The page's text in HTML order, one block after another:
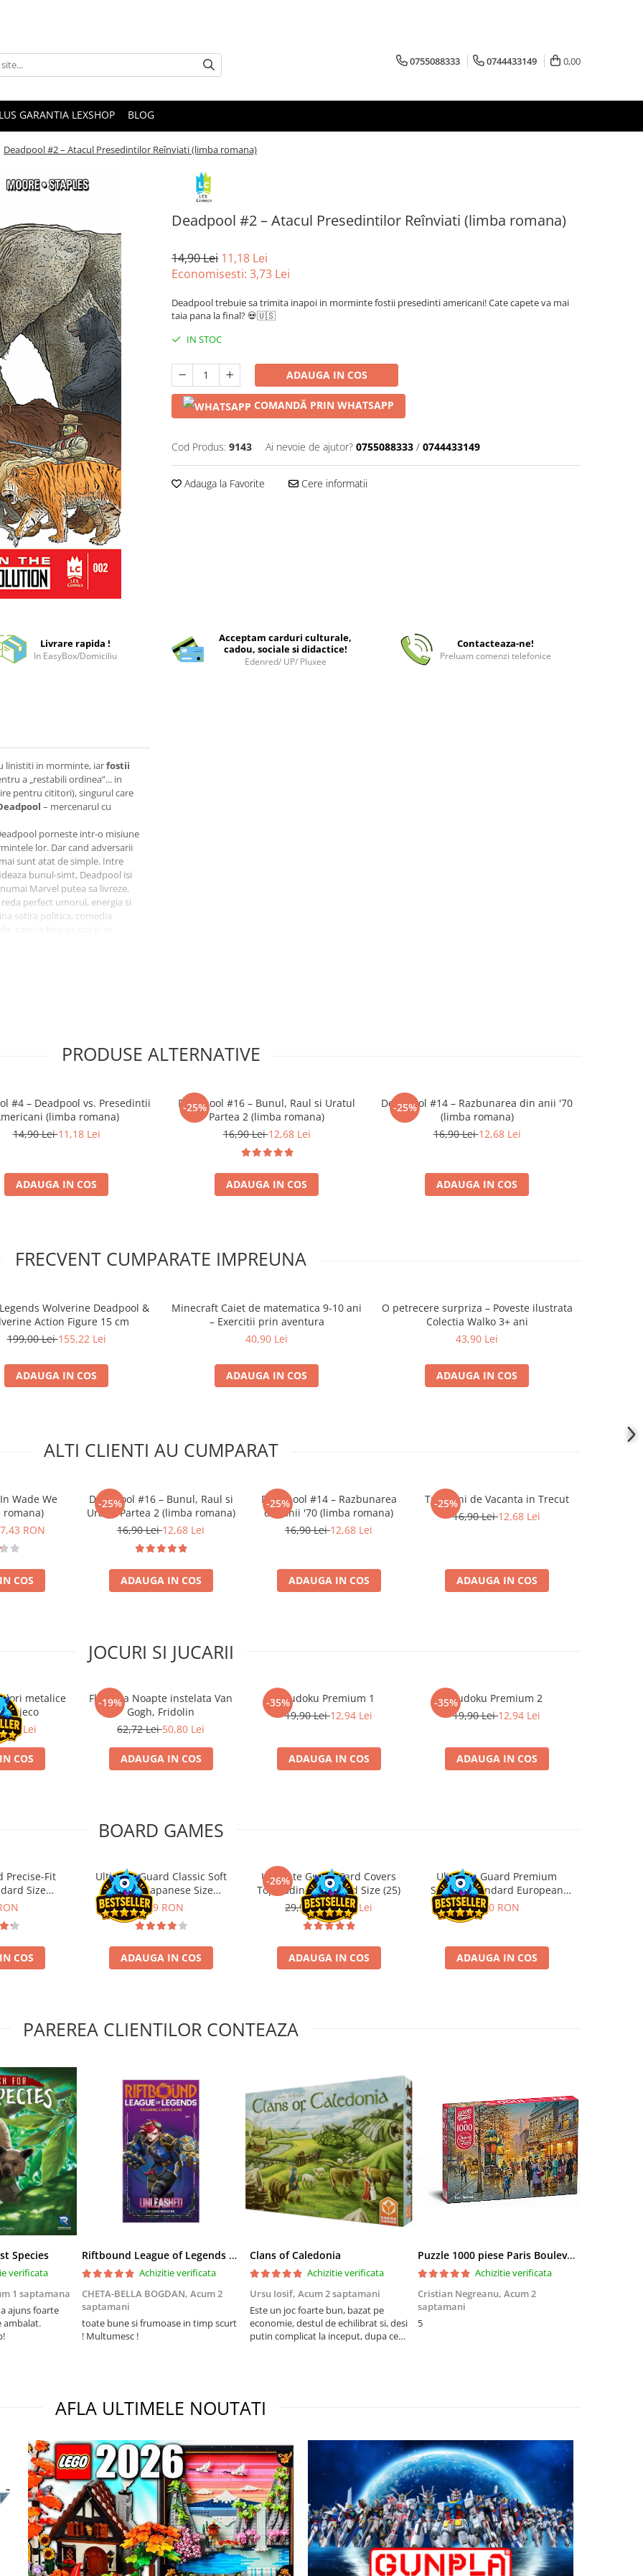
0755088333 0744433149 0,00
GARANTIA LEXSHOP BLOG
Deadpool #2 – Atacul Presedintilor Reînviati (limba romana)
Deadpool #2 – Atacul Presedintilor Reînviati (limba romana)
14,90 Lei 11,18 Lei
Economisesti: 3,73 Lei
Deadpool trebuie sa trimita inapoi in morminte fostii presedinti americani! Cate capete va mai
taia pana la final? 💀🇺🇸
IN STOC
ADAUGA IN COS
COMANDĂ PRIN WHATSAPP
Cod Produs: 9143 Ai nevoie de ajutor? 0755088333 / 0744433149
Adauga la Favorite Cere informatii
Livrare rapida !
In EasyBox/Domiciliu
Acceptam carduri culturale,
cadou, sociale si didactice!
Edenred/ UP/ Pluxee
Contacteaza-ne!
Preluam comenzi telefonice
linistiti in morminte, iarfostii
a „restabili ordinea”... in
pentru cititori), singurul care
– mercenarul cu
porneste intr-o misiune
lor. Dar cand adversarii
sunt atat de simple. Intre
bunul-simt, Deadpool isi
Marvel putea sa livreze.
perfect umorul, energia si
satira politica, comedia
de haos pentru care il
PRODUSE ALTERNATIVE
#4 – Deadpool vs. Presedintii
(limba romana)
14,90 Lei11,18 Lei
ADAUGA IN COS
-25%
Deadpool #16 – Bunul, Raul si Uratul
Partea 2 (limba romana)
16,90 Lei12,68 Lei
ADAUGA IN COS
-25%
Deadpool #14 – Razbunarea din anii '70
(limba romana)
16,90 Lei12,68 Lei
ADAUGA IN COS
FRECVENT CUMPARATE IMPREUNA
Wolverine Deadpool &
Action Figure 15 cm
199,00 Lei155,22 Lei
ADAUGA IN COS
Minecraft Caiet de matematica 9-10 ani
– Exercitii prin aventura
40,90 Lei
ADAUGA IN COS
O petrecere surpriza – Poveste ilustrata
Colectia Walko 3+ ani
43,90 Lei
ADAUGA IN COS
ALTI CLIENTI AU CUMPARAT
Wade We
romana)
RON
COS
-25%
Deadpool #16 – Bunul, Raul si
Uratul Partea 2 (limba romana)
16,90 Lei12,68 Lei
ADAUGA IN COS
-25%
Deadpool #14 – Razbunarea
din anii '70 (limba romana)
16,90 Lei12,68 Lei
ADAUGA IN COS
-25%
Trei Luni de Vacanta in Trecut
16,90 Lei12,68 Lei
ADAUGA IN COS
JOCURI SI JUCARII
metalice
Djeco
Lei
COS
-19%
Flasneta Noapte instelata Van
Gogh, Fridolin
62,72 Lei50,80 Lei
ADAUGA IN COS
-35%Sudoku Premium 1
19,90 Lei12,94 Lei
ADAUGA IN COS
-35%Sudoku Premium 2
19,90 Lei12,94 Lei
ADAUGA IN COS
BOARD GAMES
Precise-Fit
Size
(100)
COS
Ultimate Guard Classic Soft
Sleeves Japanese Size
Transparent (100)
9,99 RON
ADAUGA IN COS
-26%
Ultimate Guard Card Covers
Toploading Standard Size (25)
29,90 Lei22,13 Lei
ADAUGA IN COS
Ultimate Guard Premium
Sleeves Standard European
Board Game Size (50)
9,90 RON
ADAUGA IN COS
PAREREA CLIENTILOR CONTEAZA
Species
verificata
1 saptamana
ajuns foarte
ambalat.
Riftbound League of Legends TCG Unleashed Booster Pack 14 Carti
Achizitie verificata
CHETA-BELLA BOGDAN, Acum 2
saptamani
toate bune si frumoase in timp scurt
! Multumesc !
Clans of Caledonia
Achizitie verificata
Ursu Iosif, Acum 2 saptamani
Este un joc foarte bun, bazat pe
economie, destul de echilibrat si, desi
putin complicat la inceput, dupa ce
Puzzle 1000 piese Paris Boulevard 30202 Cherry Pazzi
Achizitie verificata
Cristian Negreanu, Acum 2
saptamani
5
AFLA ULTIMELE NOUTATI